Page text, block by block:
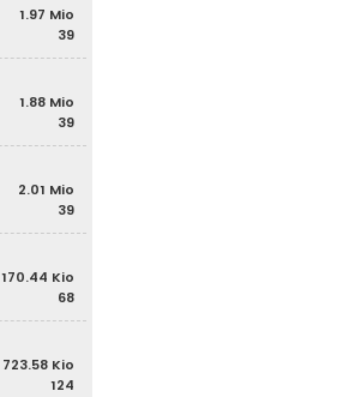
1.97 Mio
39
1.88 Mio
39
2.01 Mio
39
170.44 Kio
68
723.58 Kio
124